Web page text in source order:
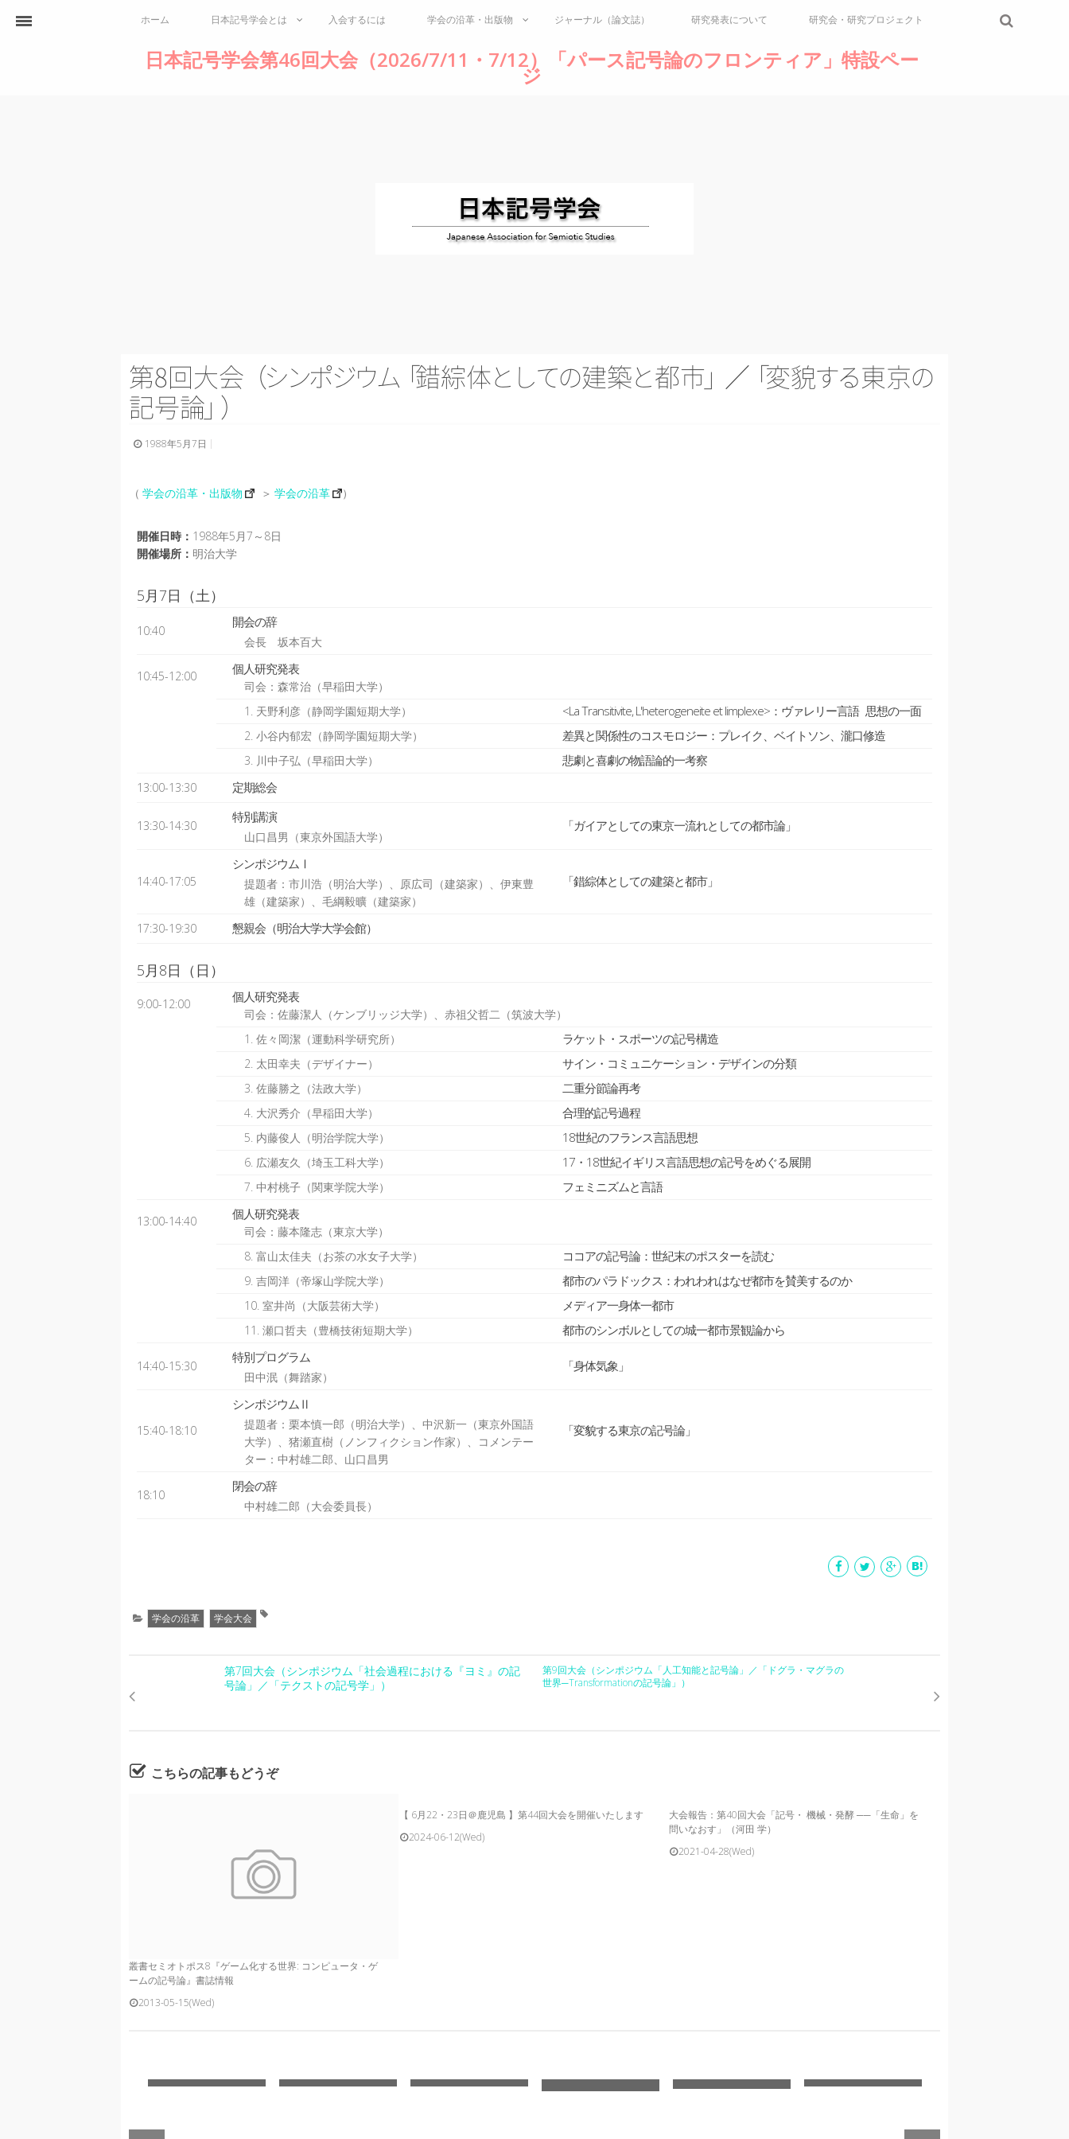
ホーム 日本記号学会とは 入会するには 学会の沿革・出版物 ジャーナル（論文誌） 研究発表について 研究会・研究プロジェクト
日本記号学会第46回大会（2026/7/11・7/12）「パース記号論のフロンティア」特設ペー
ジ
第8回大会（シンポジウム「錯綜体と しての建築と都市」 ／「変貌する東京の
記号論」 ）
1988年5月7日
（ 学会の沿革・出版物 ＞ 学会の沿革 ）
開催日時： 1988年5月7～8日
開催場所： 明治大学
5月7日（土）
10:40
開会の辞
会長 坂本百大
10:45-12:00 個人研究発表
司会：森常治（早稲田大学）
1. 天野利彦（静岡学園短期大学）
<La Transitivite, L'heterogeneite et limplexe>：ヴァレリー言語 思想の一面
2. 小谷内郁宏（静岡学園短期大学） 差異と関係性のコスモロジー：プレイク、ベイトソン、瀧口修造
3. 川中子弘（早稲田大学） 悲劇と喜劇の物語論的一考察
13:00-13:30 定期総会
13:30-14:30
特別講演
山口昌男（東京外国語大学）
「ガイアとしての東京一流れとしての都市論」
14:40-17:05
シンポジウムⅠ
提題者：市川浩（明治大学）、原広司（建築家）、伊東豊
雄（建築家）、毛綱毅曠（建築家）
「錯綜体としての建築と都市」
17:30-19:30 懇親会（明治大学大学会館）
5月8日（日）
9:00-12:00 個人研究発表
司会：佐藤潔人（ケンブリッジ大学）、赤祖父哲二（筑波大学）
1. 佐々岡潔（運動科学研究所）
ラケット・スポーツの記号構造
2. 太田幸夫（デザイナー） サイン・コミュニケーション・デザインの分類
3. 佐藤勝之（法政大学） 二重分節論再考
4. 大沢秀介（早稲田大学） 合理的記号過程
5. 内藤俊人（明治学院大学） 18世紀のフランス言語思想
6. 広瀬友久（埼玉工科大学） 17・18世紀イギリス言語思想の記号をめぐる展開
7. 中村桃子（関東学院大学） フェミニズムと言語
13:00-14:40 個人研究発表
司会：藤本隆志（東京大学）
8. 富山太佳夫（お茶の水女子大学）
ココアの記号論：世紀末のポスターを読む
9. 吉岡洋（帝塚山学院大学） 都市のパラドックス：われわれはなぜ都市を賛美するのか
10. 室井尚（大阪芸術大学） メディア一身体一都市
11. 瀬口哲夫（豊橋技術短期大学） 都市のシンボルとしての城一都市景観論から
14:40-15:30
特別プログラム
田中泯（舞踏家）
「身体気象」
15:40-18:10
シンポジウムⅡ
提題者：栗本慎一郎（明治大学）、中沢新一（東京外国語
大学）、猪瀬直樹（ノンフィクション作家）、コメンテー
ター：中村雄二郎、山口昌男
「変貌する東京の記号論」
18:10
閉会の辞
中村雄二郎（大会委員長）
学会の沿革 学会大会
第7回大会（シンポジウム「社会過程における『ヨミ』の記
号論」／「テクストの記号学」）
第9回大会（シンポジウム「人工知能と記号論」／「ドグラ・マグラの
世界─Transformationの記号論」）
こちらの記事もどうぞ
叢書セミオトポス8『ゲーム化する世界: コンピュータ・ゲ
ームの記号論』書誌情報
2013-05-15(Wed)
【 6月22・23日＠鹿児島 】第44回大会を開催いたします
2024-06-12(Wed)
大会報告：第40回大会「記号・ 機械・発酵 ──「生命」を
問いなおす」（河田 学）
2021-04-28(Wed)